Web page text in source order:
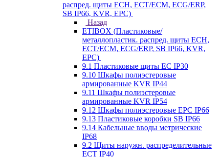
распред. щиты ECH, ECT/ECM, ECG/ERP,
SB IP66, KVR, EPC)
Назад
ETIBOX (Пластиковые/
металлопластик. распред. щиты ECH,
ECT/ECM, ECG/ERP, SB IP66, KVR,
EPC)
9.1 Пластиковые щиты EC IP30
9.10 Шкафы полиэстеровые
армированные KVR IP44
9.11 Шкафы полиэстеровые
армированные KVR IP54
9.12 Шкафы полиэстеровые EPC IP66
9.13 Пластиковые коробки SB IP66
9.14 Кабельные вводы метрические
IP68
9.2 Щиты наружн. распределительные
ECT IP40